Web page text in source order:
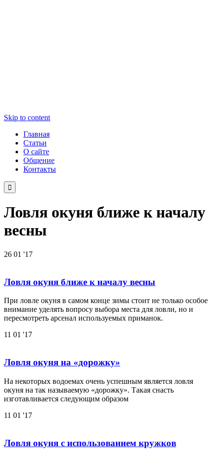
Skip to content
Главная
Статьи
О сайте
Общение
Контакты

Ловля окуня ближе к началу
весны
26 01 '17
Ловля окуня ближе к началу весны
При ловле окуня в самом конце зимы стоит не только особое
внимание уделять вопросу выбора места для ловли, но и
пересмотреть арсенал используемых приманок.
11 01 '17
Ловля окуня на «дорожку»
На некоторых водоемах очень успешным является ловля
окуня на так называемую «дорожку». Такая снасть
изготавливается следующим образом
11 01 '17
Ловля окуня с использованием кружков